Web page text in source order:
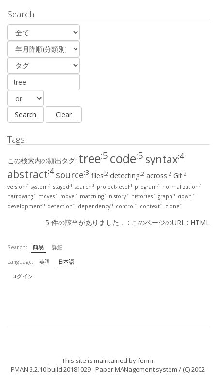
Search
Tags
この検索内の頻出タグ: tree:5 code:5 syntax:4
abstract:4 source:3 files:2 detecting:2 across:2 Git:2
version:1 system:1 staged:1 search:1 project-level:1 program:1 normalization:1
narrowing:1 moves:1 move:1 matching:1 history:1 histories:1 graph:1 down:1
development:1 detection:1 dependency:1 control:1 context:1 clone:1
5 件の該当がありました． : このページのURL : HTML
Search: 簡易
詳細
Language:
英語
日本語
ログイン
This site is maintained byfenrir.
PMAN 3.2.10 build 20181029- Paper MANagement system / (C) 2002-